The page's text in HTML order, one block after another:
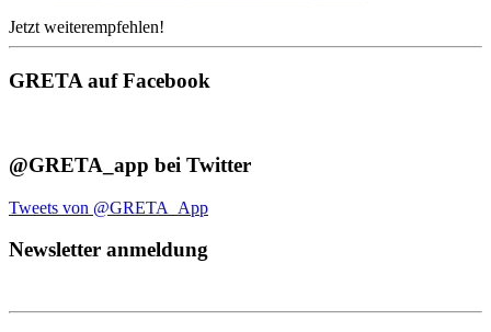
Jetzt weiterempfehlen!
GRETA auf Facebook
@GRETA_app bei Twitter
Tweets von @GRETA_App
Newsletter anmeldung